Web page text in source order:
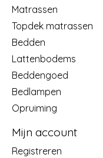
Matrassen
Topdek matrassen
Bedden
Lattenbodems
Beddengoed
Bedlampen
Opruiming
Mijn account
Registreren